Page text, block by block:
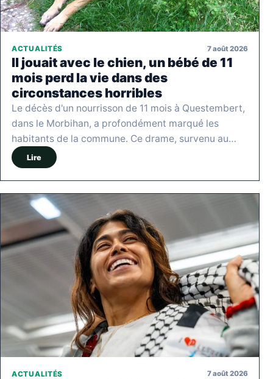
ACTUALITÉS 7 août 2026
Il jouait avec le chien, un bébé de 11
mois perd la vie dans des
circonstances horribles
Le décès d'un nourrisson de 11 mois à Questembert,
dans le Morbihan, a profondément marqué les
habitants de la commune. Ce drame, survenu au…
Lire
ACTUALITÉS 7 août 2026